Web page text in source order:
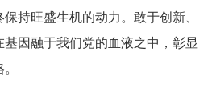
持旺盛生机的动力。敢于创新、
因融于我们党的血液之中，彰显